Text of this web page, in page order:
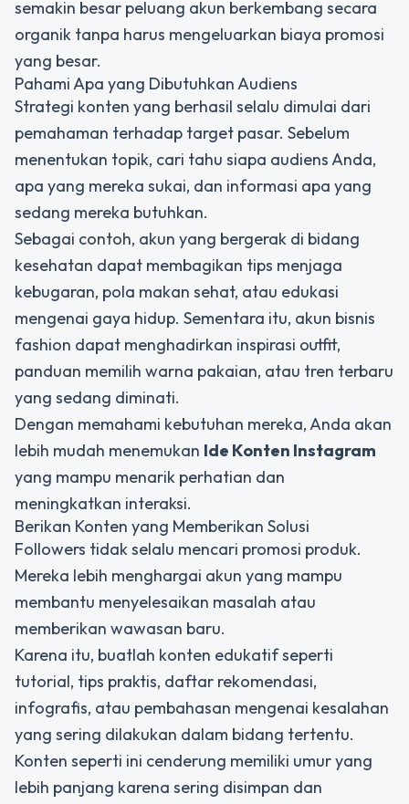
semakin besar peluang akun berkembang secara
organik tanpa harus mengeluarkan biaya promosi
yang besar.
Pahami Apa yang Dibutuhkan Audiens
Strategi konten yang berhasil selalu dimulai dari
pemahaman terhadap target pasar. Sebelum
menentukan topik, cari tahu siapa audiens Anda,
apa yang mereka sukai, dan informasi apa yang
sedang mereka butuhkan.
Sebagai contoh, akun yang bergerak di bidang
kesehatan dapat membagikan tips menjaga
kebugaran, pola makan sehat, atau edukasi
mengenai gaya hidup. Sementara itu, akun bisnis
fashion dapat menghadirkan inspirasi outfit,
panduan memilih warna pakaian, atau tren terbaru
yang sedang diminati.
Dengan memahami kebutuhan mereka, Anda akan
lebih mudah menemukan Ide Konten Instagram
yang mampu menarik perhatian dan
meningkatkan interaksi.
Berikan Konten yang Memberikan Solusi
Followers tidak selalu mencari promosi produk.
Mereka lebih menghargai akun yang mampu
membantu menyelesaikan masalah atau
memberikan wawasan baru.
Karena itu, buatlah konten edukatif seperti
tutorial, tips praktis, daftar rekomendasi,
infografis, atau pembahasan mengenai kesalahan
yang sering dilakukan dalam bidang tertentu.
Konten seperti ini cenderung memiliki umur yang
lebih panjang karena sering disimpan dan